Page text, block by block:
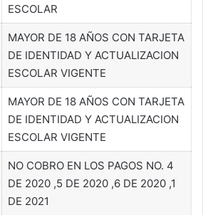
ESCOLAR
MAYOR DE 18 AÑOS CON TARJETA
DE IDENTIDAD Y ACTUALIZACION
ESCOLAR VIGENTE
MAYOR DE 18 AÑOS CON TARJETA
DE IDENTIDAD Y ACTUALIZACION
ESCOLAR VIGENTE
NO COBRO EN LOS PAGOS NO. 4
DE 2020 ,5 DE 2020 ,6 DE 2020 ,1
DE 2021